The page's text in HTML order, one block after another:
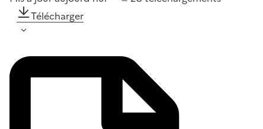
Télécharger